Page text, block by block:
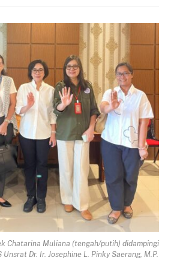
Chatarina Muliana (tengah/putih) didampingi
Unsrat Dr. Ir. Josephine L. Pinky Saerang, M.P.